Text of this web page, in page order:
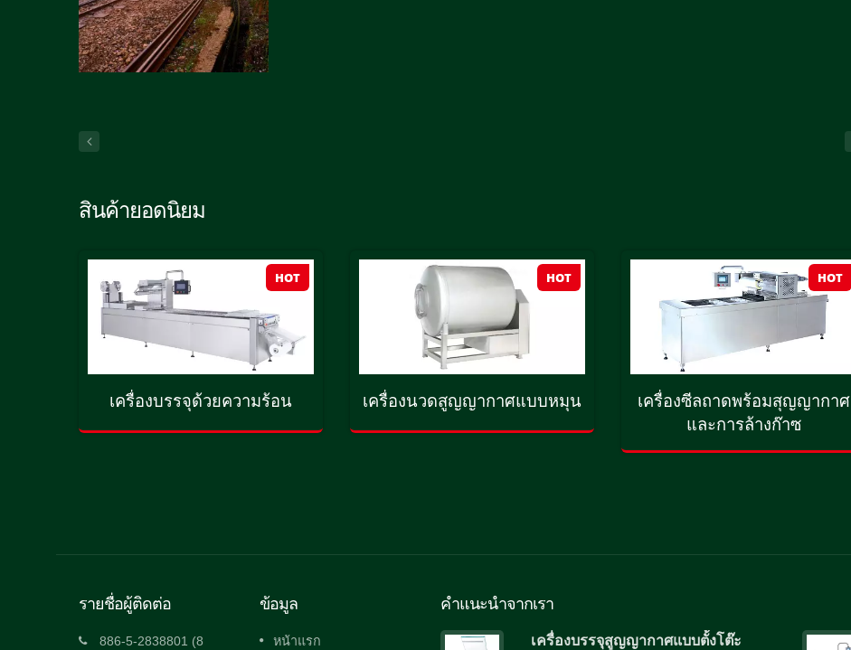
สินค้ายอดนิยม
HOT
เครื่องบรรจุด้วยความร้อน
HOT
เครื่องนวดสูญญากาศแบบหมุน
HOT
เครื่องซีลถาดพร้อมสุญญากาศ
และการล้างก๊าซ
รายชื่อผู้ติดต่อ
886-5-2838801 (8
ข้อมูล
หน้าแรก
คำแนะนำจากเรา
เครื่องบรรจุสูญญากาศแบบอัตโนมัติ เครื่องบรรจุสูญญากาศแบบตั้งโต๊ะ